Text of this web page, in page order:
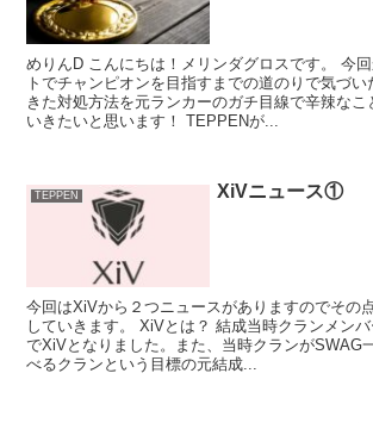
めりんD こんにちは！メリンダグロスです。 今
トでチャンピオンを目指すまでの道のりで気づ
きた対処方法を元ランカーのガチ目線で辛辣なこ
いきたいと思います！ TEPPENが...
TEPPEN XiVニュース①
今回はXiVから２つニュースがありますのでその
していきます。 XiVとは？ 結成当時クランメン
でXiVとなりました。また、当時クランがSWAG
べるクランという目標の元結成...